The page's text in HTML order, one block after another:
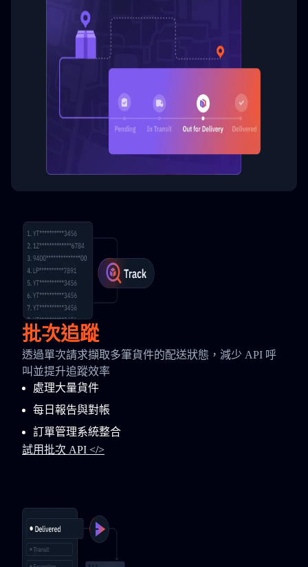
批次追蹤
透過單次請求擷取多筆貨件的配送狀態，減少 API 呼
叫並提升追蹤效率
處理大量貨件
每日報告與對帳
訂單管理系統整合
試用批次 API </>